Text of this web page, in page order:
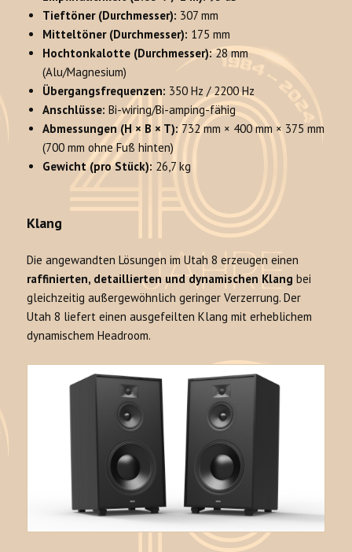
Tieftöner (Durchmesser): 307 mm
Mitteltöner (Durchmesser): 175 mm
Hochtonkalotte (Durchmesser):28 mm
(Alu/Magnesium)
Übergangsfrequenzen: 350 Hz / 2200 Hz
Anschlüsse: Bi-wiring/Bi-amping-fähig
Abmessungen (H × B × T):732 mm × 400 mm × 375 mm
(700 mm ohne Fuß hinten)
Gewicht (pro Stück): 26,7 kg
Klang
Die angewandten Lösungen im Utah 8 erzeugen einen
raffinierten, detaillierten und dynamischen Klang bei
gleichzeitig außergewöhnlich geringer Verzerrung. Der
Utah 8 liefert einen ausgefeilten Klang mit erheblichem
dynamischem Headroom.